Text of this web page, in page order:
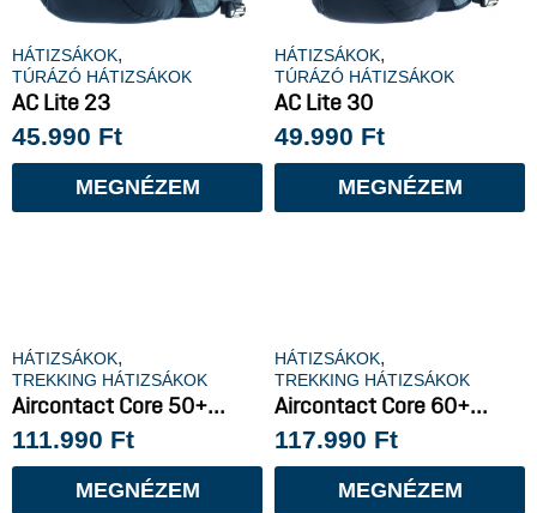
HÁTIZSÁKOK,
TÚRÁZÓ HÁTIZSÁKOK
AC Lite 23
45.990 Ft
MEGNÉZEM
HÁTIZSÁKOK,
TÚRÁZÓ HÁTIZSÁKOK
AC Lite 30
49.990 Ft
MEGNÉZEM
HÁTIZSÁKOK,
TREKKING HÁTIZSÁKOK
Aircontact Core 50+...
111.990 Ft
MEGNÉZEM
HÁTIZSÁKOK,
TREKKING HÁTIZSÁKOK
Aircontact Core 60+...
117.990 Ft
MEGNÉZEM